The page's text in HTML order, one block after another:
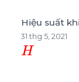
Hiệu suất
31 thg 5, 2021
H